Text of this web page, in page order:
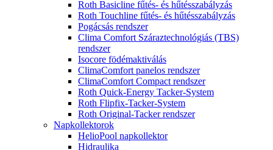
Roth Basicline fűtés- és hűtésszabályzás
Roth Touchline fűtés- és hűtésszabályzás
Pogácsás rendszer
Clima Comfort Száraztechnológiás (TBS)
rendszer
Isocore födémaktiválás
ClimaComfort panelos rendszer
ClimaComfort Compact rendszer
Roth Quick-Energy Tacker-System
Roth Flipfix-Tacker-System
Roth Original-Tacker rendszer
Napkollektorok
HelioPool napkollektor
Hidraulika